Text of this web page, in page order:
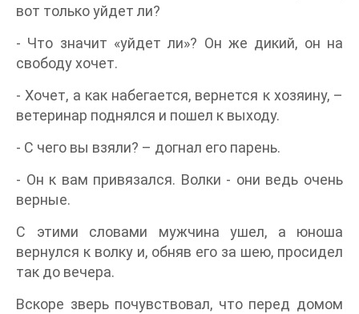
вот только уйдет ли?
- Что значит «уйдет ли»? Он же дикий, он на
свободу хочет.
- Хочет, а как набегается, вернется к хозяину, –
ветеринар поднялся и пошел к выходу.
- С чего вы взяли? – догнал его парень.
- Он к вам привязался. Волки - они ведь очень
верные.
С этими словами мужчина ушел, а юноша
вернулся к волку и, обняв его за шею, просидел
так до вечера.
Вскоре зверь почувствовал, что перед домом